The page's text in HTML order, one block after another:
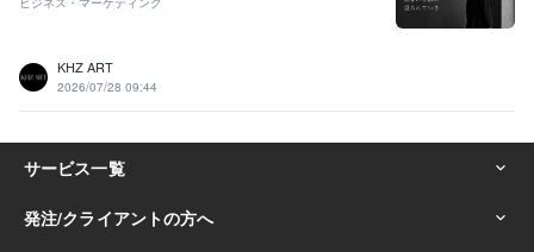
KHZ ART
2026/07/28 09:44